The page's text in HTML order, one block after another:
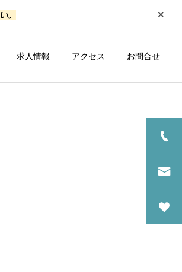
。
求人情報 アクセス お問合せ